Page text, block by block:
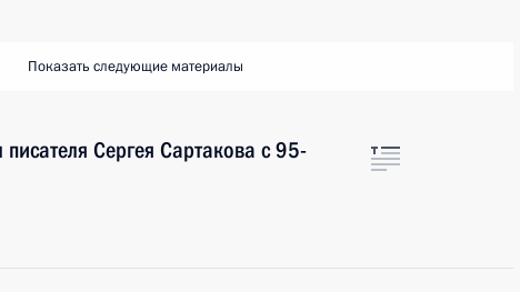
Показать следующие материалы
Сергея Сартакова с 95-